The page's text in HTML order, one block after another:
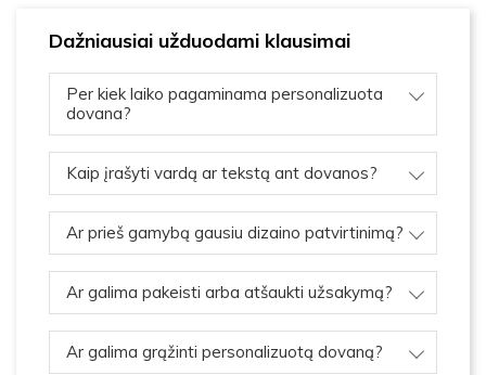
Dažniausiai užduodami klausimai
Per kiek laiko pagaminama personalizuota
dovana?
Kaip įrašyti vardą ar tekstą ant dovanos?
Ar prieš gamybą gausiu dizaino patvirtinimą?
Ar galima pakeisti arba atšaukti užsakymą?
Ar galima grąžinti personalizuotą dovaną?